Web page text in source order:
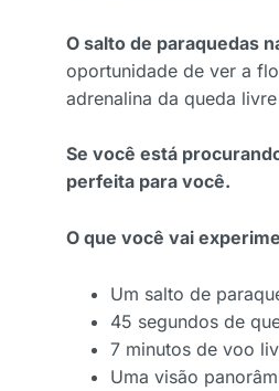
O salto de paraquedas
oportunidade de ver a
adrenalina da queda
Se você está
perfeita para você.
O que você vai
Um salto de
45 segundos de
7 minutos de voo
Uma visão